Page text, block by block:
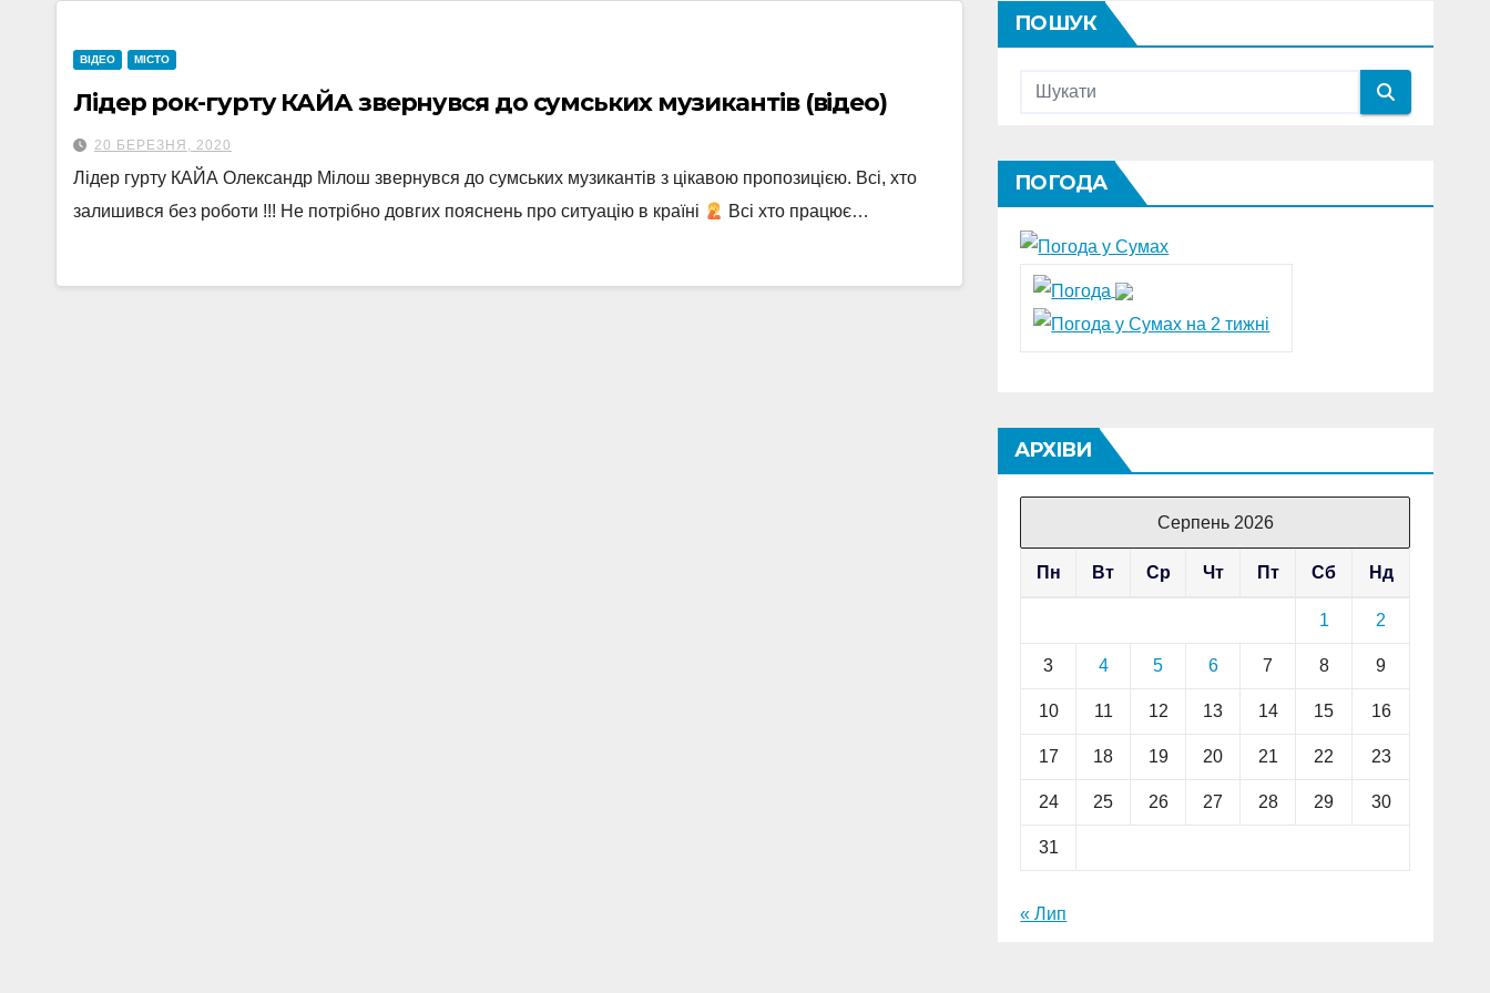
ВІДЕО МІСТО
Лідер рок-гурту КАЙА звернувся до сумських музикантів (відео)
20 БЕРЕЗНЯ, 2020
Лідер гурту КАЙА Олександр Мілош звернувся до сумських музикантів з цікавою пропозицією. Всі, хто
залишився без роботи !!! Не потрібно довгих пояснень про ситуацію в країні
Всі хто працює…
ПОШУК
ПОГОДА
АРХІВИ
Серпень 2026
Пн Вт Ср Чт Пт Сб Нд
1 2
3 4 5 6 7 8 9
10 11 12 13 14 15 16
17 18 19 20 21 22 23
24 25 26 27 28 29 30
31
« Лип